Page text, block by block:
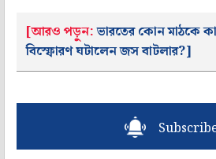
[আরও পড়ুন:ভারতের কোন মাঠকে
বিস্ফোরণ ঘটালেন জস বাটলার?]